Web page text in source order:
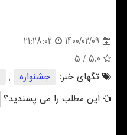
1400/02/09
21:28:02
5.0
/ 5
تگهای خبر:
جشنواره ,
این مطلب را می پسندید؟